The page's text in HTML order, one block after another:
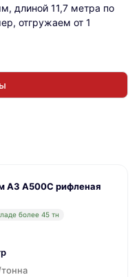
длиной 11,7 метра по
отгружаем от 1
А3 А500С рифленая
более 45 тн